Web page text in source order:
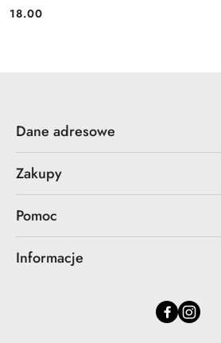
Cena:
18.00
Dane adresowe
Zakupy
Pomoc
Informacje